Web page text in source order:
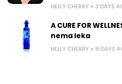
HELLY CHERRY 3 DAYS
A CURE FOR
nema leka
HELLY CHERRY 8 DAYS